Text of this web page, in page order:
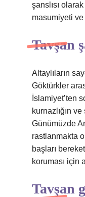
şanslısı
masumiyeti
Tavşan
Altaylıların
Göktürkler
İslamiyet’ten
kurnazlığın
Günümüzde
rastlanmakta
başları
koruması için
Tavşan